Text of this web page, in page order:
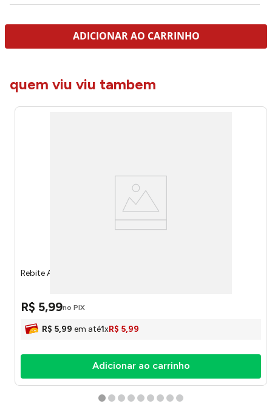
ADICIONAR AO CARRINHO
quem viu viu tambem
Rebite Alumínio 510 10 Unidades 7719 - Brasfort
R$ 5,99no PIX
R$ 5,99 em até1xR$ 5,99
Adicionar ao carrinho